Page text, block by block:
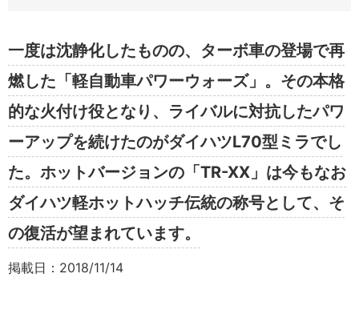
一度は沈静化したものの、ターボ車の登場で再
燃した「軽自動車パワーウォーズ」。その本格
的な火付け役となり、ライバルに対抗したパワ
ーアップを続けたのがダイハツL70型ミラでし
た。ホットバージョンの「TR-XX」は今もなお
ダイハツ軽ホットハッチ伝統の称号として、そ
の復活が望まれています。
掲載日：2018/11/14